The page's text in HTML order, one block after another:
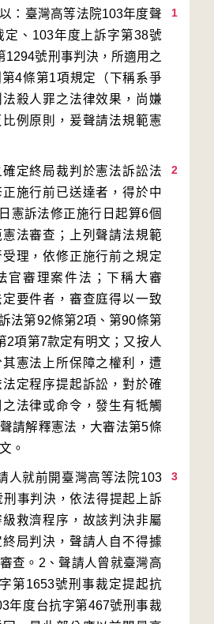
1
：臺灣高等法院103年度聲
定、103年度上訴字第38號
1294號刑事判決，所適用之
4條第1項規定（下稱系爭
殺人罪之法律效果，尚嫌
例原則，爰聲請法規範憲
2
定終局裁判於憲法訴訟法
正施行前已送達者，得於中
憲訴法修正施行日起算6個
法審查；上列聲請法規範
理，依修正施行前之規定
官審理案件法；下稱大審
要件者，審查庭得以一致
法第92條第2項、第90條第
2項第7款定有明文；又按人
憲法上所保障之權利，遭
定程序提起訴訟，對於確
法律或命令，發生有牴觸
請解釋憲法，大審法第5條
3
人就前開臺灣高等法院103
事判決，依法得提起上訴
救濟程序，故該判決非屬
局判決，聲請人自不得據
查。2、聲請人曾就臺灣高
第1653號刑事裁定提起抗
年度台抗字第467號刑事裁